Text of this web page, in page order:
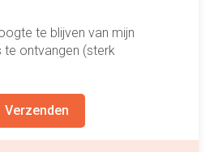
te blijven van mijn
te ontvangen (sterk
Verzenden